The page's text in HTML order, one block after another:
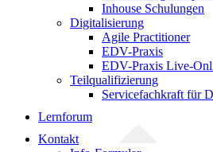
Inhouse Schulungen
Digitalisierung
Agile Practitioner
EDV-Praxis
EDV-Praxis Live-
Teilqualifizierung
Servicefachkraft für
Lernforum
Kontakt